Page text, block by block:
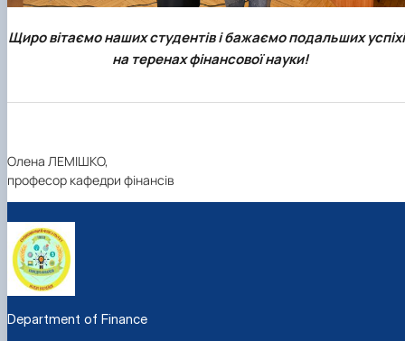
Щиро вітаємо наших студентів і бажаємо подальших
на теренах фінансової науки!
Олена ЛЕМІШКО,
професор кафедри фінансів
Department of Finance